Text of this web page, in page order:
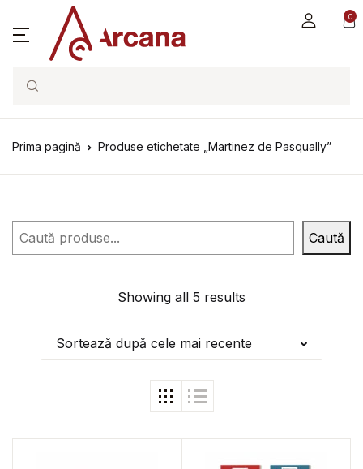
0
Search
Prima pagină Produse etichetate „Martinez de Pasqually”
Caută Caută
Showing all 5 results
Sortează după cele mai recente